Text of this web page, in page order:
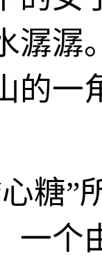
潺潺
的一
糖”
一个